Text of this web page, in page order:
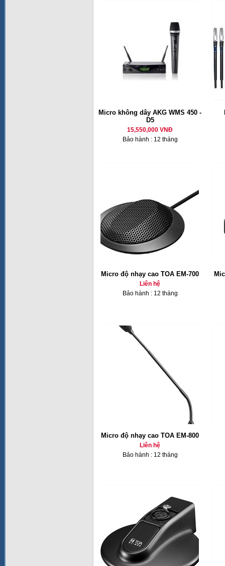
Micro không dây AKG WMS 450 -
D5
15,550,000 VNĐ
Bảo hành : 12 tháng
Micro độ nhạy cao TOA EM-700
Liên hệ
Bảo hành : 12 tháng
Micro độ nhạy cao TOA EM-800
Liên hệ
Bảo hành : 12 tháng